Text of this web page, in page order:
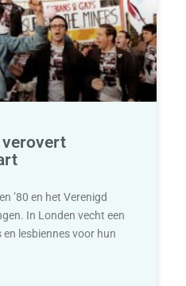
verovert
’80 en het Verenigd
In Londen vecht een
en lesbiennes voor hun